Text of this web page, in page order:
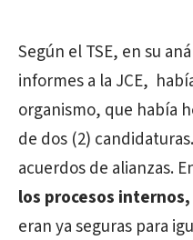
Según el TSE, en su
informes a la JCE,
organismo, que había
de dos (2)
acuerdos de alianzas.
los procesos internos,
eran ya seguras para